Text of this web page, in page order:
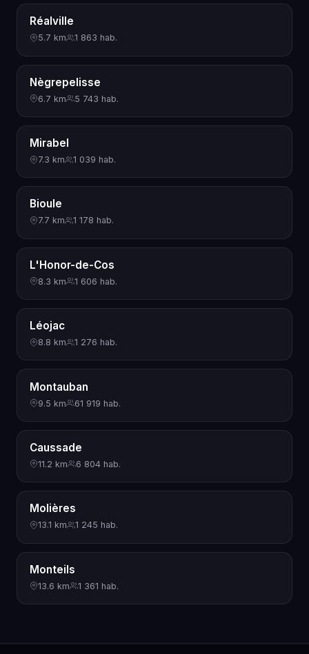
Réalville
5.7 km 1 863 hab.
Nègrepelisse
6.7 km 5 743 hab.
Mirabel
7.3 km 1 039 hab.
Bioule
7.7 km 1 178 hab.
L'Honor-de-Cos
8.3 km 1 606 hab.
Léojac
8.8 km 1 276 hab.
Montauban
9.5 km 61 919 hab.
Caussade
11.2 km 6 804 hab.
Molières
13.1 km 1 245 hab.
Monteils
13.6 km 1 361 hab.